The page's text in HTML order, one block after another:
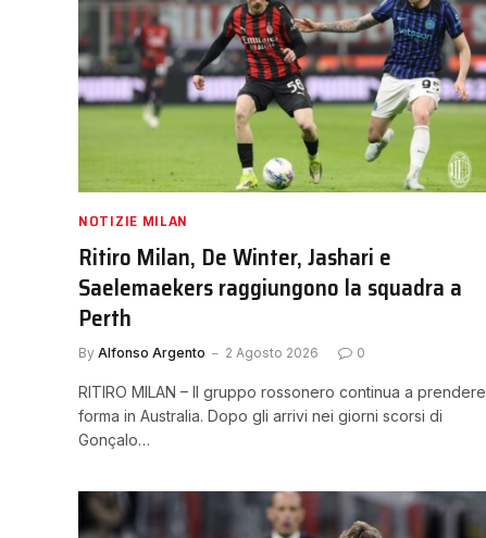
NOTIZIE MILAN
Ritiro Milan, De Winter, Jashari e
Saelemaekers raggiungono la squadra a
Perth
By Alfonso Argento 2 Agosto 2026 0
RITIRO MILAN – Il gruppo rossonero continua a prendere
forma in Australia. Dopo gli arrivi nei giorni scorsi di
Gonçalo…